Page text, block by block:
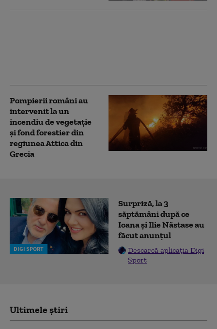
Pompierii români au
intervenit la un
incendiu de vegetaţie
şi fond forestier din
regiunea Attica din
Grecia
DIGI SPORT
Surpriză, la 3
săptămâni după ce
Ioana și Ilie Năstase au
făcut anunțul
Descarcă aplicația Digi
Sport
Ultimele știri